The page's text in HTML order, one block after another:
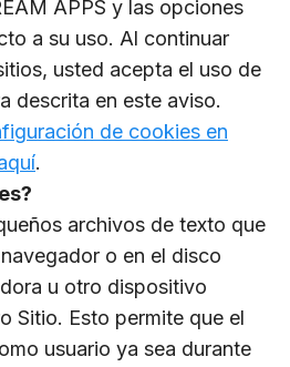
APPS y las opciones
a su uso. Al continuar
usted acepta el uso de
descrita en este aviso.
de cookies en
.
archivos de texto que
o en el disco
u otro dispositivo
Sitio. Esto permite que el
usuario ya sea durante